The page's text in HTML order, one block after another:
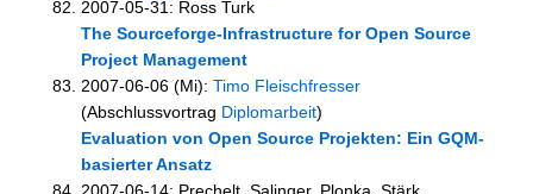
2007-05-31: Ross Turk
The Sourceforge-Infrastructure for Open Source
Project Management
2007-06-06 (Mi): Timo Fleischfresser
(Abschlussvortrag Diplomarbeit)
Evaluation von Open Source Projekten: Ein GQM-
basierter Ansatz